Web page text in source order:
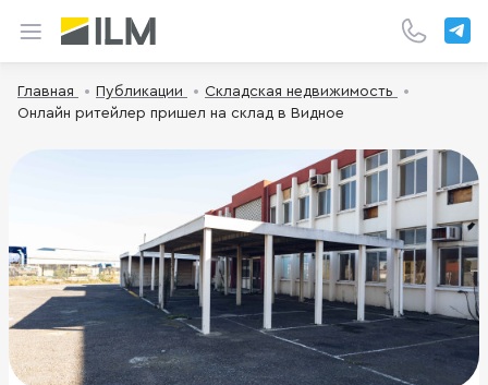
Главная Публикации
Складская недвижимость
Онлайн ритейлер пришел на склад в Видное